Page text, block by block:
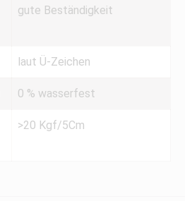
gute Beständigkeit
laut Ü-Zeichen
0 % wasserfest
>20 Kgf/5Cm